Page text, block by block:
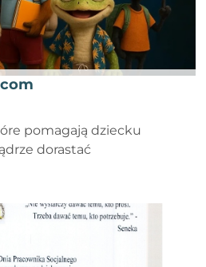
pomagają dziecku
dorastać